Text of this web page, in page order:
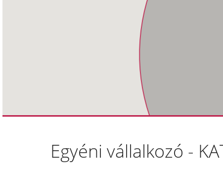
Egyéni vállalkozó -